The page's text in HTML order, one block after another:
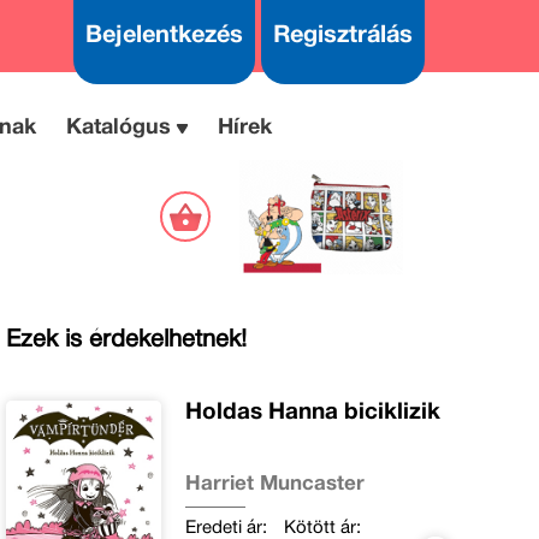
Bejelentkezés Regisztrálás
Katalógus Hírek
Ezek is érdekelhetnek!
Holdas Hanna biciklizik
Harriet Muncaster
Eredeti ár: Kötött ár: